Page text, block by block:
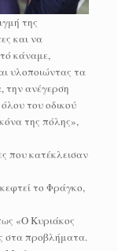
της
και να
κάναμε,
υλοποιώντας τα
την ανέγερση
του οδικού
της πόλης»,
που κατέκλεισαν
το Φράγκο,
«Ο Κυριάκος
στα προβλήματα.